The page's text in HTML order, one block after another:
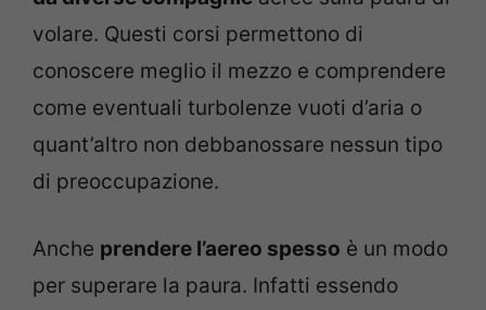
volare. Questi corsi permettono di
conoscere meglio il mezzo e comprendere
come eventuali turbolenze vuoti d’aria o
quant’altro non debbanossare nessun tipo
di preoccupazione.
Anche prendere l’aereo spesso è un modo
per superare la paura. Infatti essendo